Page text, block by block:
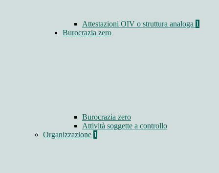
Attestazioni OIV o struttura analoga 1
Burocrazia zero
Burocrazia zero
Attività soggette a controllo
Organizzazione 1